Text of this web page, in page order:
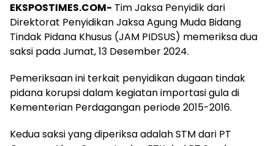
EKSPOSTIMES.COM- Tim Jaksa Penyidik dari
Direktorat Penyidikan Jaksa Agung Muda Bidang
Tindak Pidana Khusus (JAM PIDSUS) memeriksa dua
saksi pada Jumat, 13 Desember 2024.
Pemeriksaan ini terkait penyidikan dugaan tindak
pidana korupsi dalam kegiatan importasi gula di
Kementerian Perdagangan periode 2015-2016.
Kedua saksi yang diperiksa adalah STM dari PT